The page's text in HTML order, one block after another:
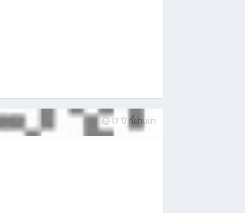
17 ปี ที่ผ่านมา